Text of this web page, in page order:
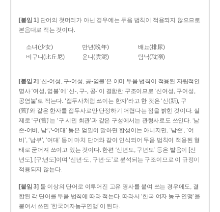
[붙임 1] 단어의 첫머리가 아닌 경우에는 두음 법칙이 적용되지 않으므로
본음대로 적는 것이다.
소녀(少女) 만년(晩年)
배뇨(排尿)
비구니(比丘尼)
운니(雲泥) 탐닉(耽溺)
[붙임 2] ‘신-여성, 구-여성, 공-염불’은 이미 두음 법칙이 적용된 자립적인
명사 ‘여성, 염불’에 ‘신-, 구-, 공-’이 결합한 구조이므로 ‘신여성, 구여성,
공염불’로 적는다. ‘접두사처럼 쓰이는 한자’라고 한 것은 ‘신(新), 구
(舊)’와 같은 한자를 접두사로만 단정하기 어렵다는 점을 밝힌 것이다. 실
제로 ‘구(舊)’는 ‘구 시민 회관’과 같은 구성에서는 관형사로도 쓰인다. ‘남
존­-여비, 남부-­여대’ 등은 엄밀히 말하면 합성어는 아니지만, ‘남존’, ‘여
비’, ‘남부’, ‘여대’ 등이 마치 단어와 같이 인식되어 두음 법칙이 적용된 형
태로 굳어져 쓰이고 있는 것이다. 한편 ‘신년도, 구년도’ 등은 발음이 [신
년도], [구ː년도]이며 ‘신년­-도, 구년-­도’로 분석되는 구조이므로 이 규정이
적용되지 않는다.
[붙임 3] 둘 이상의 단어로 이루어진 고유 명사를 붙여 쓰는 경우에도, 결
합된 각 단어를 두음 법칙에 따라 적는다. 따라서 ‘한국 여자 농구 연맹’을
붙여서 쓰면 ‘한국여자농구연맹’이 된다.